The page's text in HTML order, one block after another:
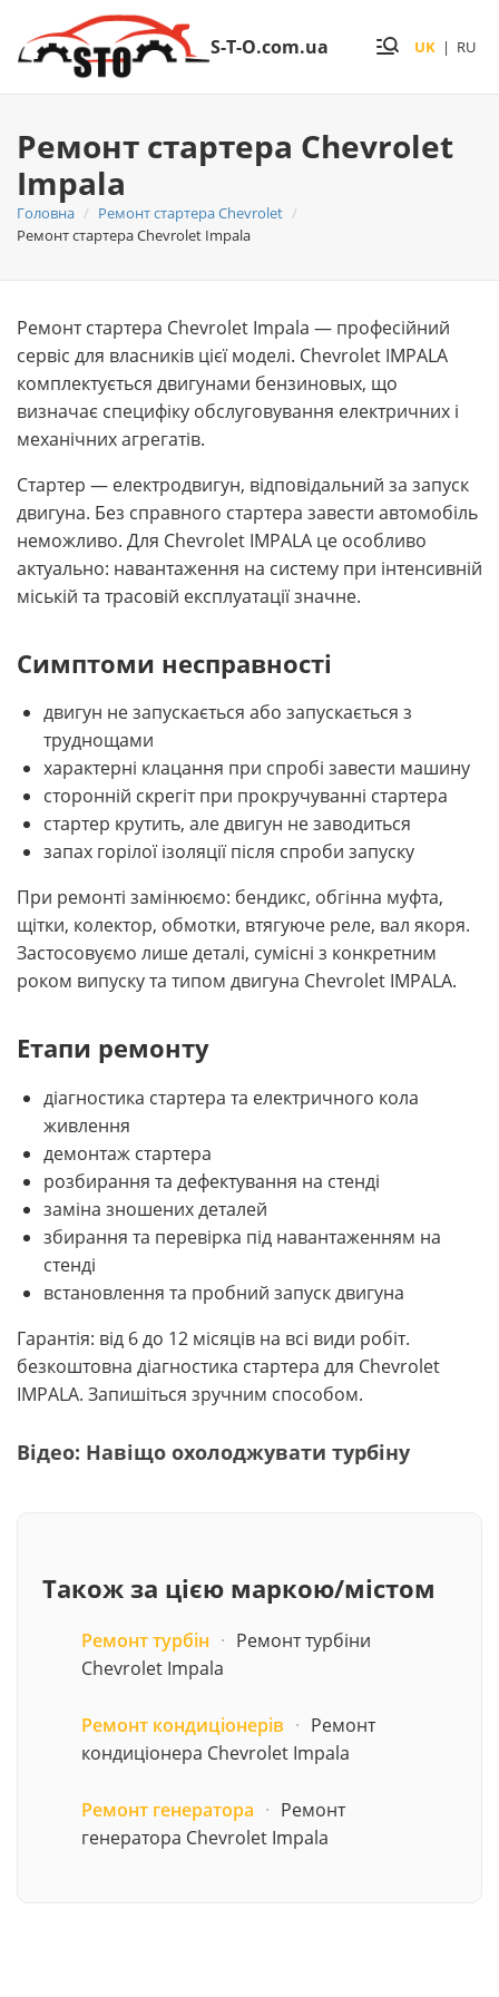
S-T-O.com.ua UK | RU
Ремонт стартера Chevrolet
Impala
Головна
Ремонт стартера Chevrolet
Ремонт стартера Chevrolet Impala
Ремонт стартера Chevrolet Impala — професійний
сервіс для власників цієї моделі. Chevrolet IMPALA
комплектується двигунами бензиновых, що
визначає специфіку обслуговування електричних і
механічних агрегатів.
Стартер — електродвигун, відповідальний за запуск
двигуна. Без справного стартера завести автомобіль
неможливо. Для Chevrolet IMPALA це особливо
актуально: навантаження на систему при інтенсивній
міській та трасовій експлуатації значне.
Симптоми несправності
двигун не запускається або запускається з
труднощами
характерні клацання при спробі завести машину
сторонній скрегіт при прокручуванні стартера
стартер крутить, але двигун не заводиться
запах горілої ізоляції після спроби запуску
При ремонті замінюємо: бендикс, обгінна муфта,
щітки, колектор, обмотки, втягуюче реле, вал якоря.
Застосовуємо лише деталі, сумісні з конкретним
роком випуску та типом двигуна Chevrolet IMPALA.
Етапи ремонту
діагностика стартера та електричного кола
живлення
демонтаж стартера
розбирання та дефектування на стенді
заміна зношених деталей
збирання та перевірка під навантаженням на
стенді
встановлення та пробний запуск двигуна
Гарантія: від 6 до 12 місяців на всі види робіт.
безкоштовна діагностика стартера для Chevrolet
IMPALA. Запишіться зручним способом.
Відео: Навіщо охолоджувати турбіну
Також за цією маркою/містом
Ремонт турбін · Ремонт турбіни
Chevrolet Impala
Ремонт кондиціонерів · Ремонт
кондиціонера Chevrolet Impala
Ремонт генератора · Ремонт
генератора Chevrolet Impala